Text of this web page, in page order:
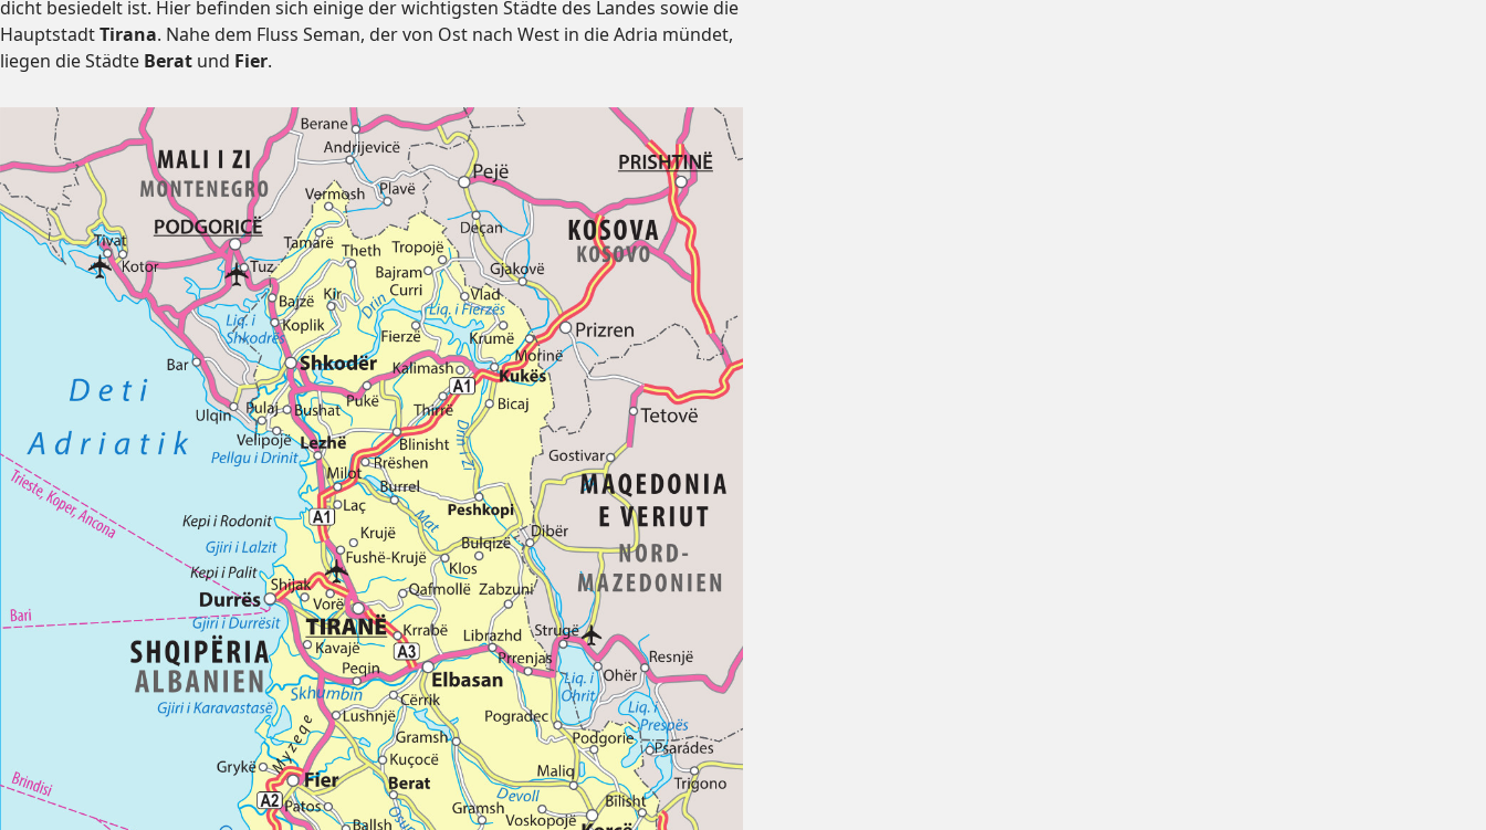
dicht besiedelt ist. Hier befinden sich einige der wichtigsten Städte des Landes sowie die
HauptstadtTirana. Nahe dem Fluss Seman, der von Ost nach West in die Adria mündet,
liegen die Städte Berat und Fier.